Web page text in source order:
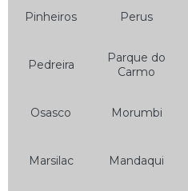
Bateria Moto 150
Bateria Moto 6 Amperes
Pinheiros Perus
Pedreira
Parque do
Carmo
Osasco Morumbi
Marsilac Mandaqui